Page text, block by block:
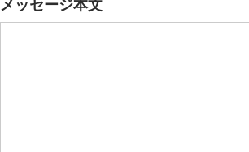
メッセージ本文